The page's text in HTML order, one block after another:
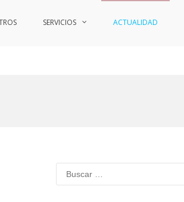
SERVICIOS ACTUALIDAD